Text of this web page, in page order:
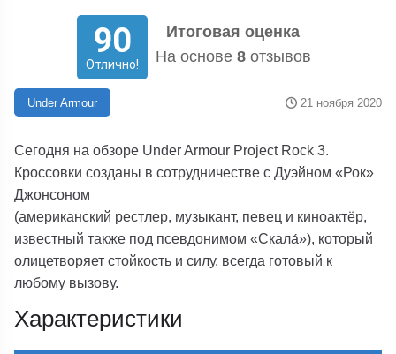
90
Отлично!
Итоговая оценка
На основе 8отзывов
Under Armour 21 ноября 2020
Сегодня на обзоре Under Armour Project Rock 3.
Кроссовки созданы в сотрудничестве с Дуэйном «Рок»
Джонсоном
(американский рестлер, музыкант, певец и киноактёр,
известный также под псевдонимом «Скала́»), который
олицетворяет стойкость и силу, всегда готовый к
любому вызову.
Характеристики